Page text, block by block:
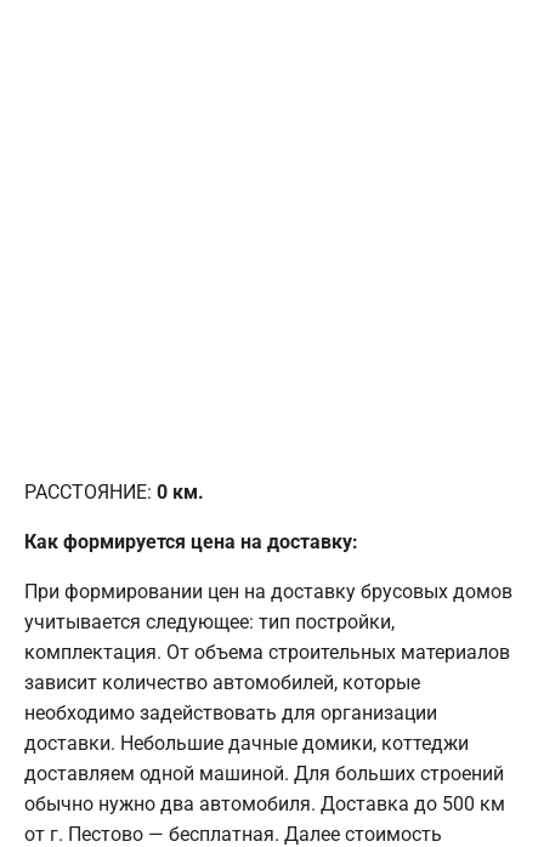
РАССТОЯНИЕ: 0 км.
Как формируется цена на доставку:
При формировании цен на доставку брусовых домов
учитывается следующее: тип постройки,
комплектация. От объема строительных материалов
зависит количество автомобилей, которые
необходимо задействовать для организации
доставки. Небольшие дачные домики, коттеджи
доставляем одной машиной. Для больших строений
обычно нужно два автомобиля. Доставка до 500 км
от г. Пестово — бесплатная. Далее стоимость